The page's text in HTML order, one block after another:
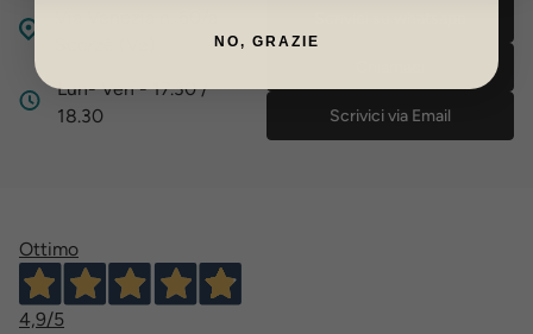
Lun- Ven - 17.30 /
18.30
Scrivici via Email
Ottimo
4,9/5
NO, GRAZIE